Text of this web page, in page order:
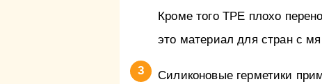
Кроме того TPE плохо
это материал для стран с
Силиконовые герметики